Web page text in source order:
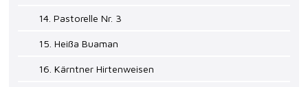
14. Pastorelle Nr. 3
15. Heißa Buaman
16. Kärntner Hirtenweisen